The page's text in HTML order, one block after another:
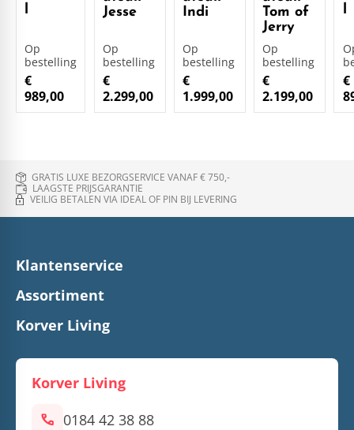
l
Op
bestelling
€
989,00
Jesse
Op
bestelling
€
2.299,00
Indi
Op
bestelling
€
1.999,00
Tom of
Jerry
Op
bestelling
€
2.199,00
l
€
GRATIS LUXE BEZORGSERVICE VANAF € 750,-
LAAGSTE PRIJSGARANTIE
VEILIG BETALEN VIA IDEAL OF PIN BIJ LEVERING
Klantenservice
Assortiment
Korver Living
Korver Living
call 0184 42 38 88